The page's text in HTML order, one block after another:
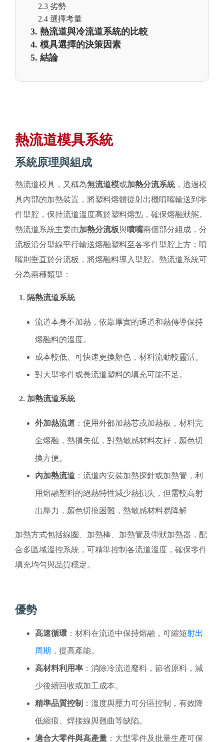
2.3 劣勢
2.4 選擇考量
3. 熱流道與冷流道系統的比較
4. 模具選擇的決策因素
5. 結論
熱流道模具系統
系統原理與組成
熱流道模具，又稱為無流道模或加熱分流系統，透過模
具內部的加熱裝置，將塑料熔體從射出機噴嘴輸送到零
件型腔，保持流道溫度高於塑料熔點，確保熔融狀態。
熱流道系統主要由加熱分流板與噴嘴兩個部分組成，分
流板沿分型線平行輸送熔融塑料至各零件型腔上方；噴
嘴則垂直於分流板，將熔融料導入型腔。熱流道系統可
分為兩種類型：
1. 隔熱流道系統
流道本身不加熱，依靠厚實的通道和熱傳導保持
熔融料的溫度。
成本較低、可快速更換顏色，材料流動較靈活。
對大型零件或長流道塑料的填充可能不足。
2. 加熱流道系統
外加熱流道 ：使用外部加熱芯或加熱板，材料完
全熔融，熱損失低，對熱敏感材料友好，顏色切
換方便。
內加熱流道 ：流道內安裝加熱探針或加熱管，利
用熔融塑料的絕熱特性減少熱損失，但需較高射
出壓力，顏色切換困難，熱敏感材料易降解
加熱方式包括線圈、加熱棒、加熱管及帶狀加熱器，配
合多區域溫控系統，可精準控制各流道溫度，確保零件
填充均勻與品質穩定。
優勢
高速循環 ：材料在流道中保持熔融，可縮短射出
周期 ，提高產能。
高材料利用率 ：消除冷流道廢料，節省原料，減
少後續回收或加工成本。
精準品質控制 ：溫度與壓力可分區控制，有效降
低縮痕、焊接線與翹曲等缺陷。
適合大零件與高產量 ：大型零件及批量生產可保